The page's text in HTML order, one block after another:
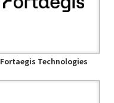
Fortaegis Technologies